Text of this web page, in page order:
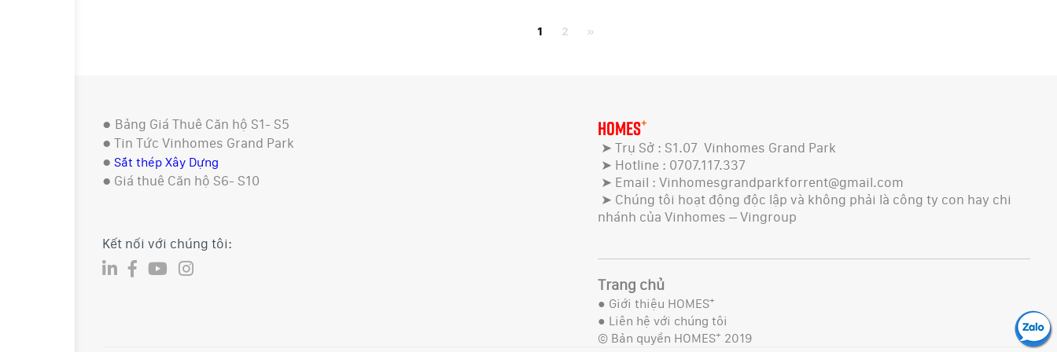
1 2 »
● Bảng Giá Thuê Căn hộ S1- S5
● Tin Tức Vinhomes Grand Park
● Sắt thép Xây Dựng
● Giá thuê Căn hộ S6- S10
Kết nối với chúng tôi:
HOMES+
➤ Trụ Sở : S1.07 Vinhomes Grand Park
➤ Hotline : 0707.117.337
➤ Email : Vinhomesgrandparkforrent@gmail.com
➤ Chúng tôi hoạt động độc lập và không phải là công ty con hay chi
nhánh của Vinhomes – Vingroup
Trang chủ
● Giới thiệu HOMES+
● Liên hệ với chúng tôi
© Bản quyền HOMES+ 2019